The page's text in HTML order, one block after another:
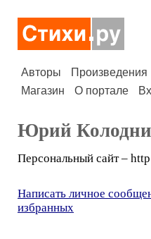
Авторы Произведения
Магазин
О портале
Юрий
Персональный сайт –
Написать личное
избранных